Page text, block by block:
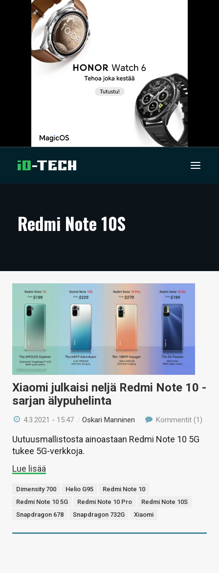
ARTIKKELIT
TECHBBS
TIETOA
HINTA.FI
KAUPPA
VAIHDA TEEMA
HAKU
Redmi Note 10S
Xiaomi julkaisi neljä Redmi Note 10 -
sarjan älypuhelinta
4.3.2021 - 15:47 /Oskari Manninen Kommentit (1)
Uutuusmallistosta ainoastaan Redmi Note 10 5G
tukee 5G-verkkoja.
Lue lisää
Dimensity 700 Helio G95
Redmi Note 10
Redmi Note 10 5G
Redmi Note 10 Pro
Redmi Note 10S
Snapdragon 678
Snapdragon 732G Xiaomi